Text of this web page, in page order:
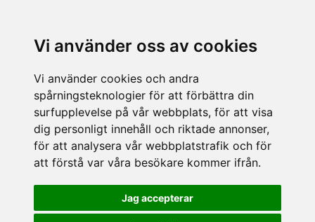
Vi använder oss av cookies
Vi använder cookies och andra
spårningsteknologier för att förbättra din
surfupplevelse på vår webbplats, för att visa
dig personligt innehåll och riktade annonser,
för att analysera vår webbplatstrafik och för
att förstå var våra besökare kommer ifrån.
Jag accepterar